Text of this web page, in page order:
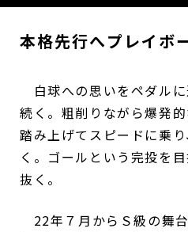
本格先行へプレイボ
白球への思いをペダル
続く。粗削りながら爆発
踏み上げてスピードに乗
く。ゴールという完投を
抜く。
22年７月からＳ級の舞